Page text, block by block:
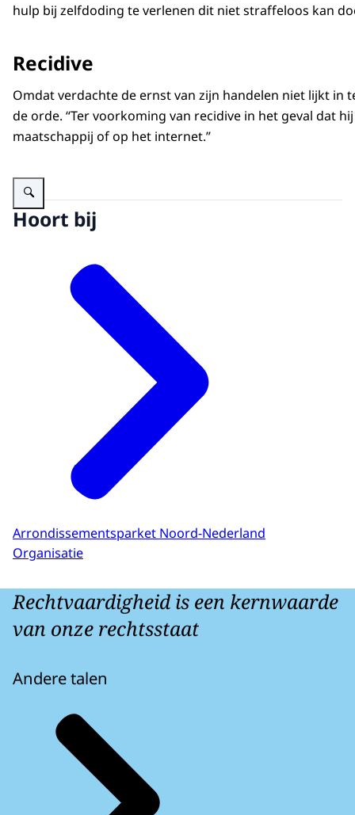
hulp bij zelfdoding te verlenen dit niet straffeloos kan
Recidive
Omdat verdachte de ernst van zijn handelen niet lijkt
de orde. “Ter voorkoming van recidive in het geval dat
maatschappij of op het internet.”
Vergroot afbeelding Parket Noord-Nederland
Hoort bij
Arrondissementsparket Noord-Nederland
Organisatie
Rechtvaardigheid is een kernwaarde
van onze rechtsstaat
Andere talen